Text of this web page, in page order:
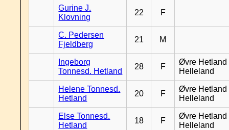
Gurine J.
Klovning
22 F
C. Pedersen
Fjeldberg
21 M
Ingeborg
Tonnesd. Hetland
28 F
Øvre Hetland
Helleland
Helene Tonnesd.
Hetland
20 F
Øvre Hetland
Helleland
Else Tonnesd.
Hetland
18 F
Øvre Hetland
Helleland